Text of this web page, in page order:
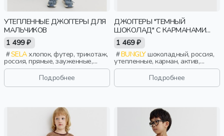
УТЕПЛЕННЫЕ ДЖОГГЕРЫ ДЛЯ
МАЛЬЧИКОВ
1 499 ₽
SELAхлопок, футер, трикотаж,
россия, прямые, зауженные,
резинка, утепленные,
свободные, кулиска, пояс,
эластичные, повседневный,
мальчики, дети
Подробнее
ДЖОГГЕРЫ "ТЕМНЫЙ
ШОКОЛАД" С КАРМАНАМИ
УТЕПЛЕННЫЕ
1 469 ₽
BUNGLYшоколадный, россия,
утепленные, карман, актив,
девочки, малыши, дошкольники,
Подробнее